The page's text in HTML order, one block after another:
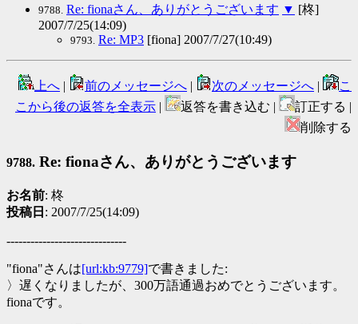
9788. Re: fionaさん、ありがとうございます ▼ [柊]
2007/7/25(14:09)
9793. Re: MP3 [fiona] 2007/7/27(10:49)
上へ | 前のメッセージへ | 次のメッセージへ |
こ
こから後の返答を全表示 | 返答を書き込む |
訂正する |
削除する
9788. Re: fionaさん、ありがとうございます
お名前: 柊
投稿日 : 2007/7/25(14:09)
------------------------------
"fiona"さんは[url:kb:9779]で書きました:
〉遅くなりましたが、300万語通過おめでとうございます。
fionaです。